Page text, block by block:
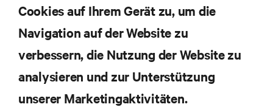
JETZT ANMELDEN
RESSOURCEN
SUPPORT
Cookies auf Ihrem Gerät zu, um die
Navigation auf der Website zu
verbessern, die Nutzung der Website zu
analysieren und zur Unterstützung
unserer Marketingaktivitäten.